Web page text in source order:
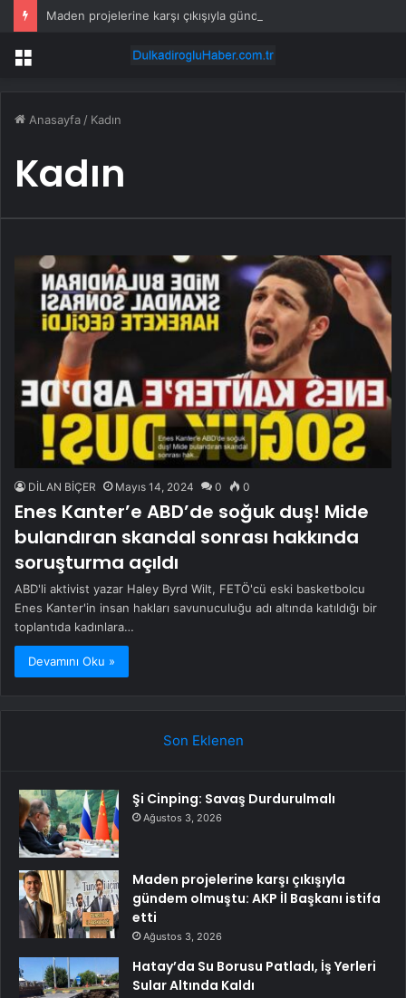
Menü
Anasayfa / Kadın
Kadın
DİLAN BİÇER Mayıs 14, 2024 0 0
Enes Kanter’e ABD’de soğuk duş! Mide
bulandıran skandal sonrası hakkında
soruşturma açıldı
ABD'li aktivist yazar Haley Byrd Wilt, FETÖ'cü eski basketbolcu
Enes Kanter'in insan hakları savunuculuğu adı altında katıldığı bir
toplantıda kadınlara…
Devamını Oku »
Son Eklenen
Şi Cinping: Savaş Durdurulmalı
Ağustos 3, 2026
Maden projelerine karşı çıkışıyla
gündem olmuştu: AKP İl Başkanı istifa
etti
Ağustos 3, 2026
Hatay’da Su Borusu Patladı, İş Yerleri
Sular Altında Kaldı